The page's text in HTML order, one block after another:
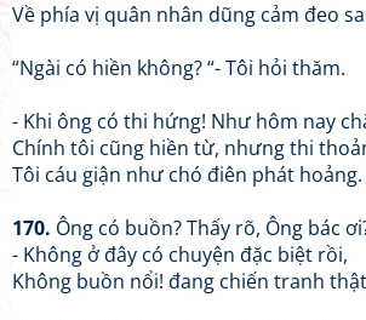
Về phía vị quân nhân dũng cảm đeo
“Ngài có hiền không? “- Tôi hỏi thăm.
- Khi ông có thi hứng! Như hôm nay
Chính tôi cũng hiền từ, nhưng thi
Tôi cáu giận như chó điên phát hoảng.
170. Ông có buồn? Thấy rõ, Ông bác
- Không ở đây có chuyện đặc biệt rồi,
Không buồn nổi! đang chiến tranh